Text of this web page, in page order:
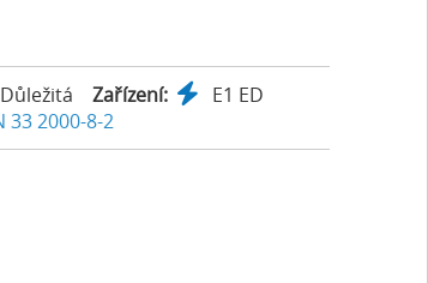
Důležitá Zařízení: E1 ED
33 2000-8-2